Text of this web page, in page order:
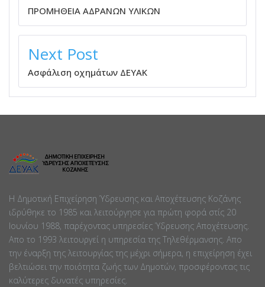
ΠΡΟΜΗΘΕΙΑ ΑΔΡΑΝΩΝ ΥΛΙΚΩΝ
Next Post
Ασφάλιση οχημάτων ΔΕΥΑΚ
Η Δημοτική Επιχείρηση Ύδρευσης και Αποχέτευσης Κοζάνης
ιδρύθηκε το 1985 και λειτούργησε για πρώτη φορά στίς 20
Ιουνίου 1988, παρέχοντας υπηρεσίες Ύδρευσης Αποχέτευσης.
Απο το 1993 λειτουργεί η υπηρεσία της Τηλεθέρμανσης. Απο
την έναρξη της λειτουργίας της μέχρι σήμερα, η επιχείρηση έχει
βελτιώσει την ποιότητα ζωής των Δημοτών, προσφέροντας τις
καλύτερες δυνατές υπηρεσίες.